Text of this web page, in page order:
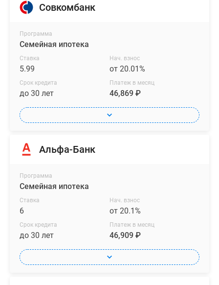
трейд-
Совкомбанк
Программа
Семейная ипотека
Ставка
5.99
Нач. взнос
от 20.01%
Срок кредита
до 30 лет
Платеж в месяц
46,869 ₽
Альфа-Банк
Программа
Семейная ипотека
Ставка
6
Нач. взнос
от 20.1%
Срок кредита
до 30 лет
Платеж в месяц
46,909 ₽